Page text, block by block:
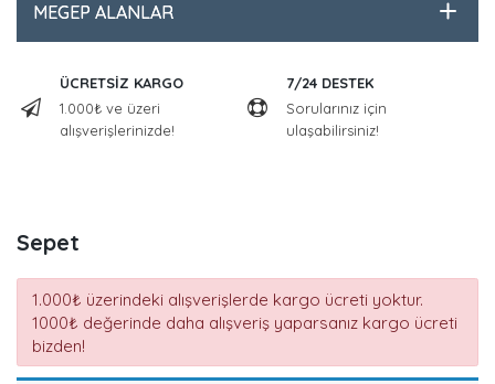
MEGEP ALANLAR
ÜCRETSİZ KARGO
1.000₺ ve üzeri
alışverişlerinizde!
7/24 DESTEK
Sorularınız için
ulaşabilirsiniz!
Sepet
1.000₺ üzerindeki alışverişlerde kargo ücreti yoktur.
1000₺ değerinde daha alışveriş yaparsanız kargo ücreti
bizden!